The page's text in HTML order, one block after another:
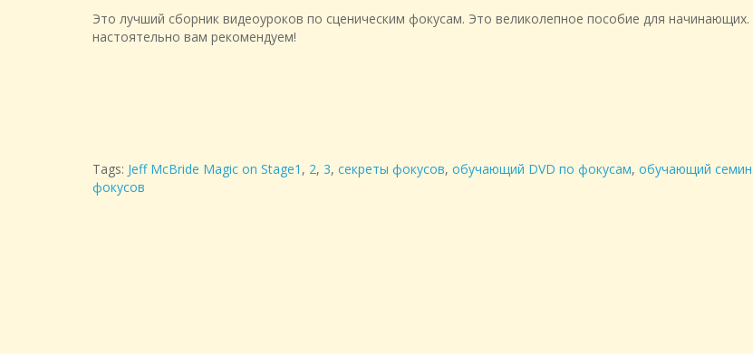
Это лучший сборник видеоуроков по сценическим фокусам. Это великолепное пособие для начинающих.
настоятельно вам рекомендуем!
Tags: Jeff McBride Magic on Stage1 , 2, 3, секреты фокусов, обучающий DVD по фокусам, обучающий
фокусов